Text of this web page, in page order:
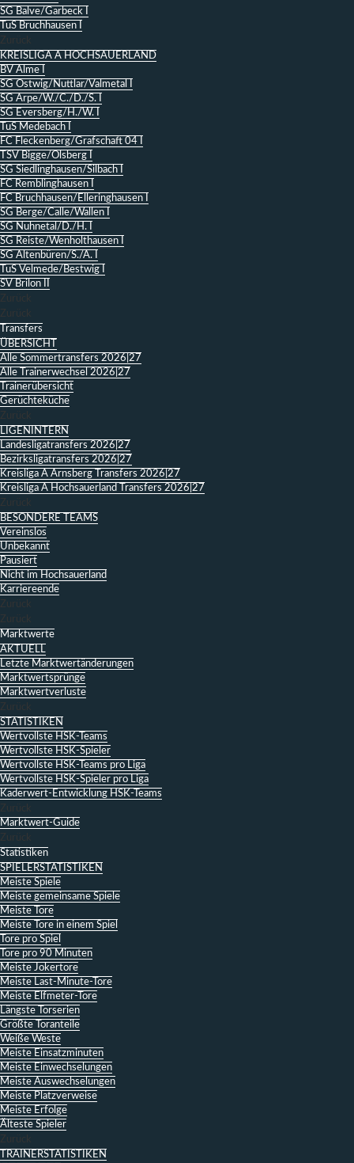
SG Balve/Garbeck I
TuS Bruchhausen I
Zurück
KREISLIGA A HOCHSAUERLAND
BV Alme I
SG Ostwig/Nuttlar/Valmetal I
SG Arpe/W./C./D./S. I
SG Eversberg/H./W. I
TuS Medebach I
FC Fleckenberg/Grafschaft 04 I
TSV Bigge/Olsberg I
SG Siedlinghausen/Silbach I
FC Remblinghausen I
FC Bruchhausen/Elleringhausen I
SG Berge/Calle/Wallen I
SG Nuhnetal/D./H. I
SG Reiste/Wenholthausen I
SG Altenbüren/S./A. I
TuS Velmede/Bestwig I
SV Brilon II
Zurück
Zurück
Transfers
ÜBERSICHT
Alle Sommertransfers 2026|27
Alle Trainerwechsel 2026|27
Trainerübersicht
Gerüchteküche
Zurück
LIGENINTERN
Landesligatransfers 2026|27
Bezirksligatransfers 2026|27
Kreisliga A Arnsberg Transfers 2026|27
Kreisliga A Hochsauerland Transfers 2026|27
Zurück
BESONDERE TEAMS
Vereinslos
Unbekannt
Pausiert
Nicht im Hochsauerland
Karriereende
Zurück
Zurück
Marktwerte
AKTUELL
Letzte Marktwertänderungen
Marktwertsprünge
Marktwertverluste
Zurück
STATISTIKEN
Wertvollste HSK-Teams
Wertvollste HSK-Spieler
Wertvollste HSK-Teams pro Liga
Wertvollste HSK-Spieler pro Liga
Kaderwert-Entwicklung HSK-Teams
Zurück
Marktwert-Guide
Zurück
Statistiken
SPIELERSTATISTIKEN
Meiste Spiele
Meiste gemeinsame Spiele
Meiste Tore
Meiste Tore in einem Spiel
Tore pro Spiel
Tore pro 90 Minuten
Meiste Jokertore
Meiste Last-Minute-Tore
Meiste Elfmeter-Tore
Längste Torserien
Größte Toranteile
Weiße Weste
Meiste Einsatzminuten
Meiste Einwechselungen
Meiste Auswechselungen
Meiste Platzverweise
Meiste Erfolge
Älteste Spieler
Zurück
TRAINERSTATISTIKEN